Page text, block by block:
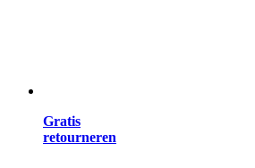
Gratis
retourneren